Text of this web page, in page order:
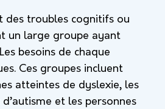
des troubles cognitifs ou
un large groupe ayant
besoins de chaque
Ces groupes incluent
atteintes de dyslexie, les
et les personnes